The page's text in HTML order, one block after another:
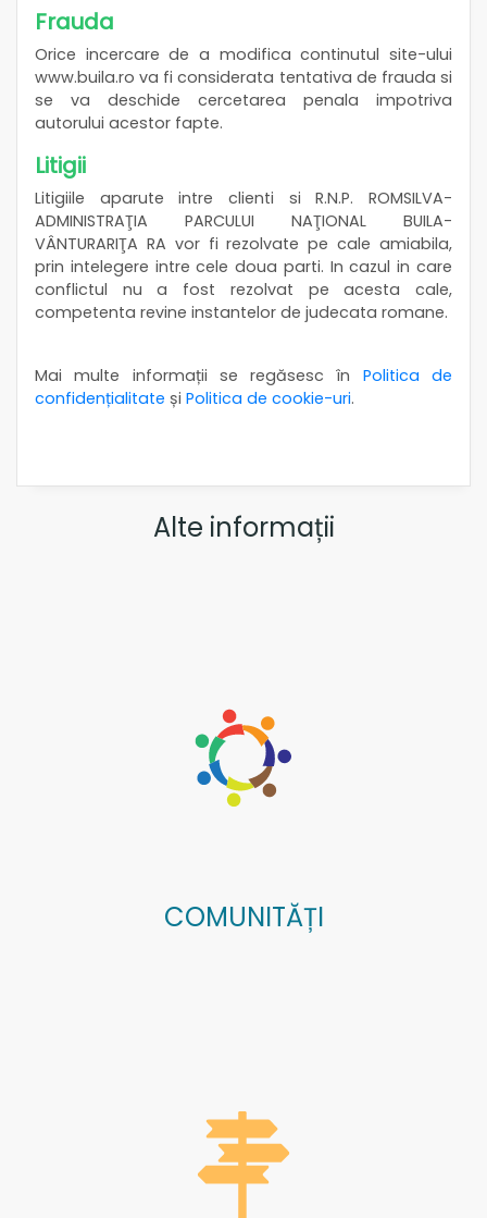
Frauda
Orice incercare de a modifica continutul site-ului
www.buila.ro va fi considerata tentativa de frauda si
se va deschide cercetarea penala impotriva
autorului acestor fapte.
Litigii
Litigiile aparute intre clienti si R.N.P. ROMSILVA-
ADMINISTRAŢIA PARCULUI NAŢIONAL BUILA-
VÂNTURARIŢA RA vor fi rezolvate pe cale amiabila,
prin intelegere intre cele doua parti. In cazul in care
conflictul nu a fost rezolvat pe acesta cale,
competenta revine instantelor de judecata romane.
Mai multe informații se regăsesc în Politica de
confidențialitate și Politica de cookie-uri.
Alte informații
COMUNITĂȚI